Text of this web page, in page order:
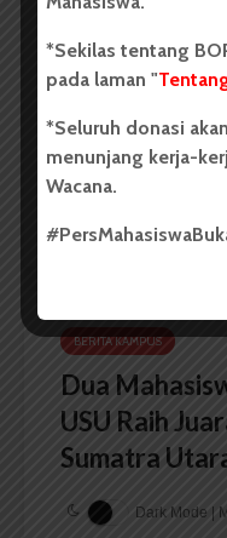
Penelitian
BERITA KAMPUS
Dua
USU Raih
Sumatra
Dark Mode |
*Sekilas tentang
pada laman "
*Seluruh donasi
menunjang kerja-
Wacana.